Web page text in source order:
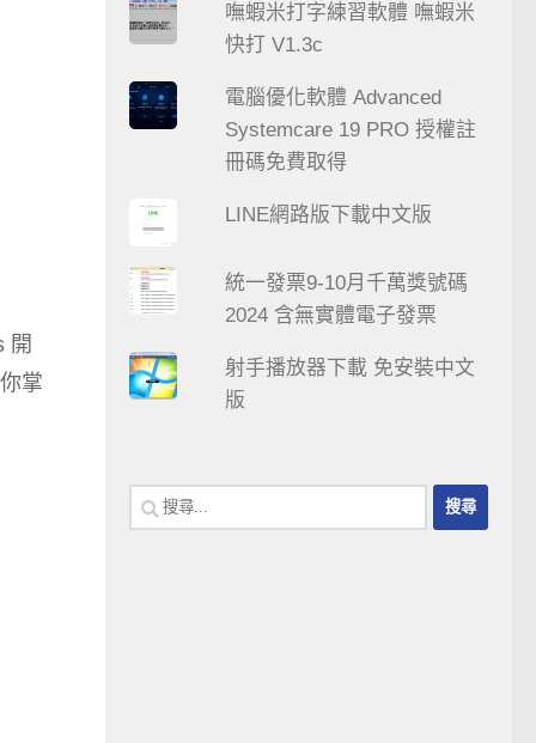
開
掌
嘸蝦米打字練習軟體 嘸蝦米
快打 V1.3c
電腦優化軟體 Advanced
Systemcare 19 PRO 授權註
冊碼免費取得
LINE網路版下載中文版
統一發票9-10月千萬獎號碼
2024 含無實體電子發票
射手播放器下載 免安裝中文
版
搜
尋